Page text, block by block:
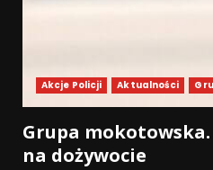
Akcje Policji Aktualności
Grupa
na dożywocie